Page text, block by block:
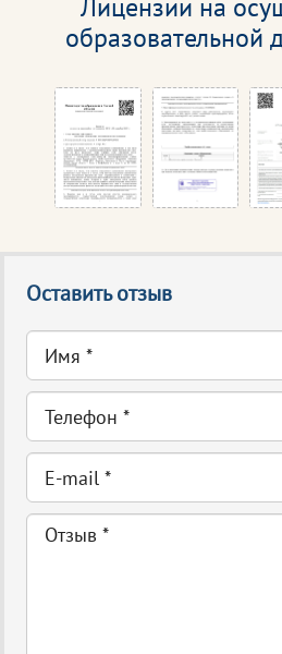
образовательной
Оставить отзыв